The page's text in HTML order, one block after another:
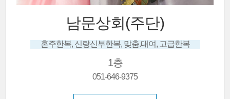
남문상회(주단)
혼주한복, 신랑신부한복, 맞춤.대여, 고급한복
1층
051-646-9375